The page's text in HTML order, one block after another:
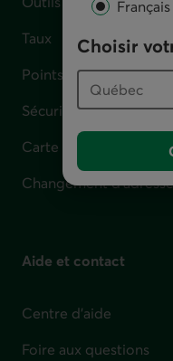
Français
Choisir
Taux
Points de service
Sécurité
Carte perdue, volée ou
Changement d'adresse
Aide et contact
Centre d'aide
Foire aux questions